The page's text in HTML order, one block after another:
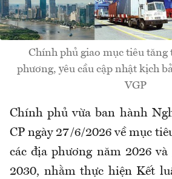
Chính phủ giao mục tiêu tăng
phương, yêu cầu cập nhật kịch
VGP
Chính phủ vừa ban hành
CP ngày 27/6/2026 về mục
các địa phương năm 2026
2030, nhằm thực hiện Kết